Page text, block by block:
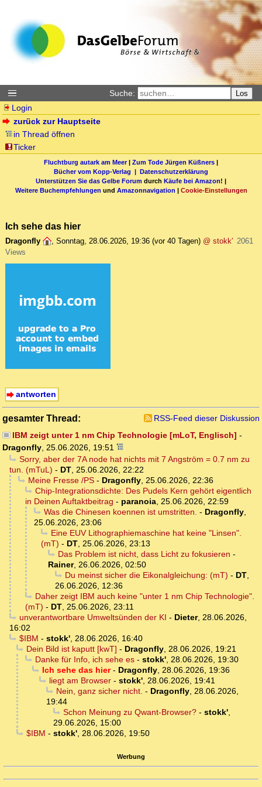
Suche: Los
Login
zurück zur Hauptseite
in Thread öffnen
Ticker
Fluchtburg autark am Meer| Zum Tode Jürgen Küßners |
Bücher vom Kopp-Verlag | Datenschutzerklärung
Unterstützen Sie das Gelbe Forum durch Käufe bei Amazon! |
Weitere Buchempfehlungen und Amazonnavigation | Cookie-Einstellungen
Ich sehe das hier
Dragonfly , Sonntag, 28.06.2026, 19:36 (vor 40 Tagen) @ stokk' 2061
Views
antworten
gesamter Thread:
RSS-Feed dieser Diskussion
IBM zeigt unter 1 nm Chip Technologie [mLoT, Englisch] -
Dragonfly, 25.06.2026, 19:51
Sorry, aber der 7A node hat nichts mit 7 Angström = 0.7 nm zu
tun. (mTuL) - DT, 25.06.2026, 22:22
Meine Fresse /PS- Dragonfly, 25.06.2026, 22:36
Chip-Integrationsdichte: Des Pudels Kern gehört eigentlich
in Deinen Auftaktbeitrag - paranoia, 25.06.2026, 22:59
Was die Chinesen koennen ist umstritten. - Dragonfly,
25.06.2026, 23:06
Eine EUV Lithographiemaschine hat keine "Linsen".
(mT) - DT, 25.06.2026, 23:13
Das Problem ist nicht, dass Licht zu fokusieren -
Rainer, 26.06.2026, 02:50
Du meinst sicher die Eikonalgleichung: (mT) - DT,
26.06.2026, 12:36
Daher zeigt IBM auch keine "unter 1 nm Chip Technologie".
(mT) - DT, 25.06.2026, 23:11
unverantwortbare Umweltsünden der KI - Dieter, 28.06.2026,
16:02
$IBM - stokk', 28.06.2026, 16:40
Dein Bild ist kaputt [kwT] - Dragonfly, 28.06.2026, 19:21
Danke für Info, ich sehe es- stokk', 28.06.2026, 19:30
Ich sehe das hier- Dragonfly, 28.06.2026, 19:36
liegt am Browser- stokk', 28.06.2026, 19:41
Nein, ganz sicher nicht. - Dragonfly, 28.06.2026,
19:44
Schon Meinung zu Qwant-Browser?- stokk',
29.06.2026, 15:00
$IBM - stokk', 28.06.2026, 19:50
Werbung